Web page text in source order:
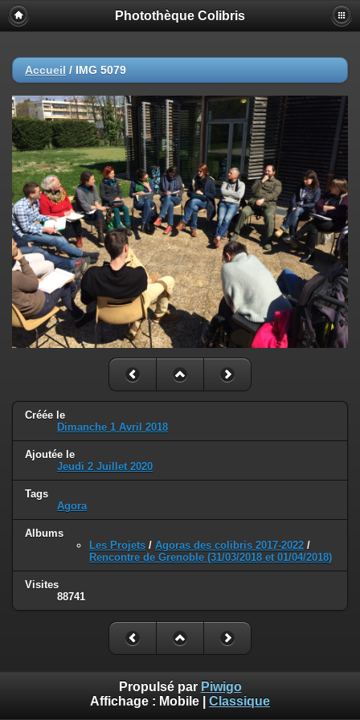
Photothèque Colibris
Accueil / IMG 5079
Créée le
Dimanche 1 Avril 2018
Ajoutée le
Jeudi 2 Juillet 2020
Tags
Agora
Albums
Les Projets / Agoras des colibris 2017-2022 /
Rencontre de Grenoble (31/03/2018 et 01/04/2018)
Visites
88741
Propulsé par Piwigo
Affichage : Mobile Classique